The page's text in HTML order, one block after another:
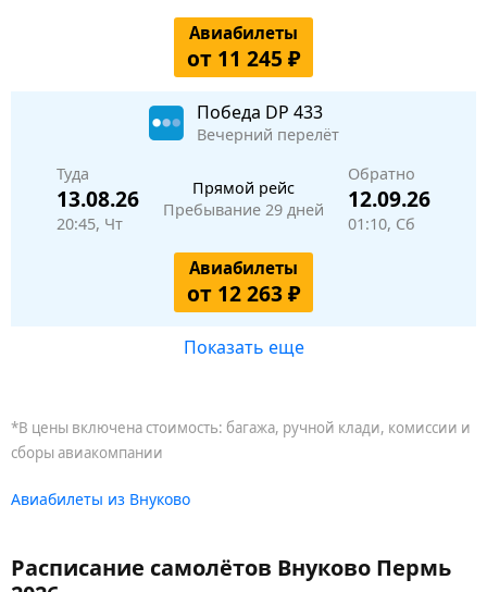
Авиабилеты
от 11 245 ₽
Победа DP 433
Вечерний перелёт
Туда
13.08.26
20:45, Чт
Прямой рейс
Пребывание 29 дней
Обратно
12.09.26
01:10, Сб
Авиабилеты
от 12 263 ₽
Показать еще
*В цены включена стоимость: багажа, ручной клади, комиссии и
сборы авиакомпании
Авиабилеты из Внуково
Расписание самолётов Внуково Пермь